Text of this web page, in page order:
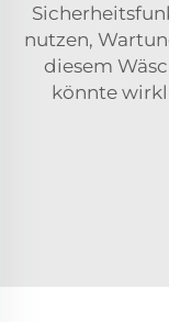
nutzen,
diesem
könnte